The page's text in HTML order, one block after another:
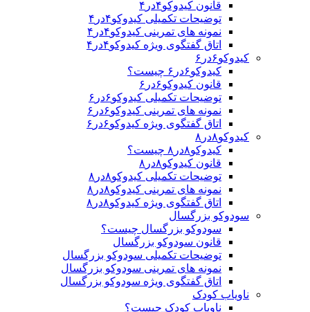
قانون کیدوکو۴در۴
توضیحات تکمیلی کیدوکو۴در۴
نمونه های تمرینی کیدوکو۴در۴
اتاق گفتگوی ویژه کیدوکو۴در۴
کیدوکو۶در۶
کیدوکو۶در۶ چیست؟
قانون کیدوکو۶در۶
توضیحات تکمیلی کیدوکو۶در۶
نمونه های تمرینی کیدوکو۶در۶
اتاق گفتگوی ویژه کیدوکو۶در۶
کیدوکو۸در۸
کیدوکو۸در۸ چیست؟
قانون کیدوکو۸در۸
توضیحات تکمیلی کیدوکو۸در۸
نمونه های تمرینی کیدوکو۸در۸
اتاق گفتگوی ویژه کیدوکو۸در۸
سودوکو بزرگسال
سودوکو بزرگسال چیست؟
قانون سودوکو بزرگسال
توضیحات تکمیلی سودوکو بزرگسال
نمونه های تمرینی سودوکو بزرگسال
اتاق گفتگوی ویژه سودوکو بزرگسال
ناویاب کودک
ناویاب کودک چیست؟